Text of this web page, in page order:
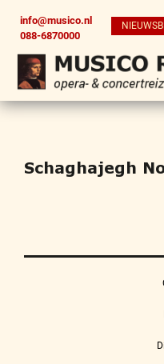
info@musico.nl
088-6870000
Schaghajegh